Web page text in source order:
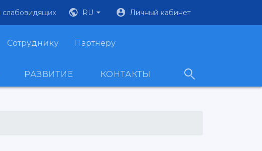
слабовидящих RU Личный кабинет
Сотруднику Партнеру
РАЗВИТИЕ КОНТАКТЫ